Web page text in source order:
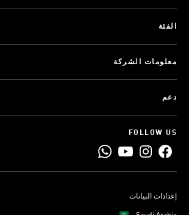
الفئة
معلومات الشركة
دعم
FOLLOW US
إعدادات البيانات